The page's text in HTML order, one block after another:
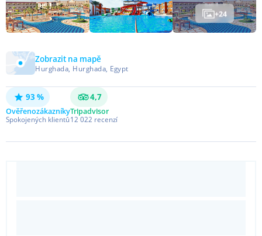
+24
Zobrazit na mapě
Hurghada, Hurghada, Egypt
93 %
Ověřenozákazníky
Spokojených klientů
4,7
Tripadvisor
12 022 recenzí